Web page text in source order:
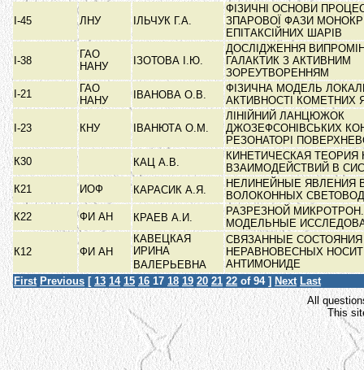
І-45 ЛНУ ІЛЬЧУК Г.А.
ФІЗИЧНІ ОСНОВИ
ЗПАРОВОЇ ФАЗИ
ЕПІТАКСІЙНИХ ШАРІВ
І-38
ГАО
НАНУ
ІЗОТОВА І.Ю.
ДОСЛІДЖЕННЯ
ГАЛАКТИК З АКТИВНИМ
ЗОРЕУТВОРЕННЯМ
І-21
ГАО
НАНУ
ІВАНОВА О.В.
ФІЗИЧНА МОДЕЛЬ
АКТИВНОСТІ КОМЕТНИХ
І-23 КНУ ІВАНЮТА О.М.
ЛІНІЙНИЙ ЛАНЦЮЖОК
ДЖОЗЕФСОНІВСЬКИХ
РЕЗОНАТОРІ
К30
КАЦ А.В.
КИНЕТИЧЕСКАЯ
ВЗАИМОДЕЙСТВИЙ В
К21
ИОФ КАРАСИК А.Я.
НЕЛИНЕЙНЫЕ ЯВЛЕНИЯ
ВОЛОКОННЫХ
К22
ФИ АН КРАЕВ А.И.
РАЗРЕЗНОЙ
МОДЕЛЬНЫЕ
К12 ФИ АН
КАВЕЦКАЯ
ИРИНА
ВАЛЕРЬЕВНА
СВЯЗАННЫЕ СОСТОЯНИЯ
НЕРАВНОВЕСНЫХ
АНТИМОНИДЕ
First Previous [ 13 14 15 16 17 18 19 20 21 22 of 94 ] Next Last
All
This